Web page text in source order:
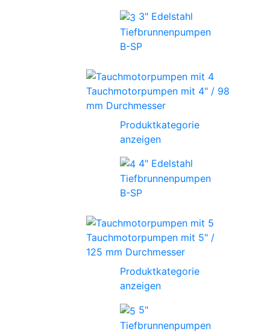
3" Edelstahl
Tiefbrunnenpumpen
B-SP
Tauchmotorpumpen mit 4" / 98
mm Durchmesser
Produktkategorie
anzeigen
4" Edelstahl
Tiefbrunnenpumpen
B-SP
Tauchmotorpumpen mit 5" /
125 mm Durchmesser
Produktkategorie
anzeigen
5"
Tiefbrunnenpumpen